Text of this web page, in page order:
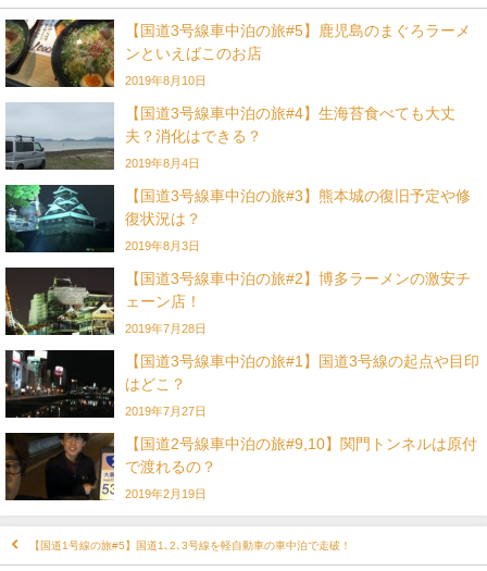
【国道3号線車中泊の旅#5】鹿児島のまぐろラーメ
ンといえばこのお店
2019年8月10日
【国道3号線車中泊の旅#4】生海苔食べても大丈
夫？消化はできる？
2019年8月4日
【国道3号線車中泊の旅#3】熊本城の復旧予定や修
復状況は？
2019年8月3日
【国道3号線車中泊の旅#2】博多ラーメンの激安チ
ェーン店！
2019年7月28日
【国道3号線車中泊の旅#1】国道3号線の起点や目印
はどこ？
2019年7月27日
【国道2号線車中泊の旅#9,10】関門トンネルは原付
で渡れるの？
2019年2月19日
【国道1号線の旅#5】国道1､2､3号線を軽自動車の車中泊で走破！